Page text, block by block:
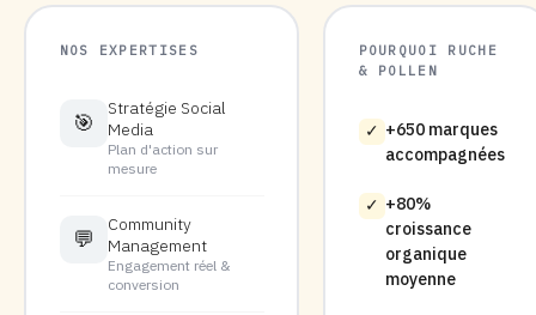
NOS EXPERTISES
🎯
Stratégie Social
Media
Plan d'action sur
mesure
💬
Community
Management
Engagement réel &
conversion
POURQUOI RUCHE
& POLLEN
✓ +650 marques
accompagnées
✓ +80%
croissance
organique
moyenne